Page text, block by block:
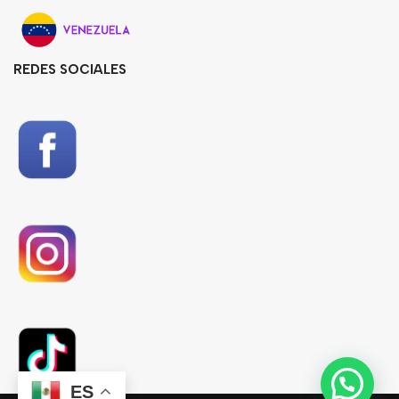
REDES SOCIALES
ES